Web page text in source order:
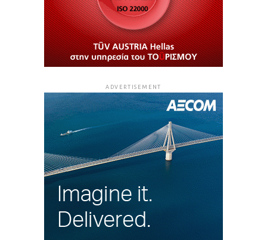
ADVERTISEMENT